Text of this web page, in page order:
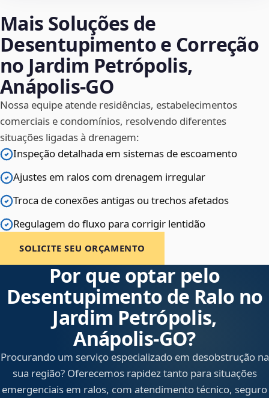
Mais Soluções de
Desentupimento e Correção
no Jardim Petrópolis,
Anápolis‑GO
Nossa equipe atende residências, estabelecimentos
comerciais e condomínios, resolvendo diferentes
situações ligadas à drenagem:
Inspeção detalhada em sistemas de escoamento
Ajustes em ralos com drenagem irregular
Troca de conexões antigas ou trechos afetados
Regulagem do fluxo para corrigir lentidão
SOLICITE SEU ORÇAMENTO
Por que optar pelo
Desentupimento de Ralo no
Jardim Petrópolis,
Anápolis‑GO?
Procurando um serviço especializado em desobstrução na
sua região? Oferecemos rapidez tanto para situações
emergenciais em ralos, com atendimento técnico, seguro